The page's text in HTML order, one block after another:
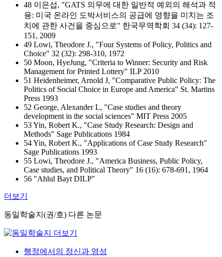
48 이은섭, "GATS 의무에 대한 일반적 예외의 해석과 적
용: 미국 온라인 도박서비스의 공급에 영향을 미치는 조
치에 관한 사건을 중심으로" 한국무역학회 34 (34): 127-
151, 2009
49 Lowi, Theodore J., "Four Systems of Policy, Politics and
Choice" 32 (32): 298-310, 1972
50 Moon, HyeJung, "Criteria to Winner: Security and Risk
Management for Printed Lottery" ILP 2010
51 Heidenheimer, Arnold J, "Comparative Public Policy: The
Politics of Social Choice in Europe and America" St. Martins
Press 1993
52 George, Alexander L, "Case studies and theory
development in the social sciences" MIT Press 2005
53 Yin, Robert K., "Case Study Research: Design and
Methods" Sage Publications 1984
54 Yin, Robert K., "Applications of Case Study Research"
Sage Publications 1993
55 Lowi, Theodore J., "America Business, Public Policy,
Case studies, and Political Theory" 16 (16): 678-691, 1964
56 "Ahlul Bayt DILP"
더보기
동일학술지(권/호) 다른 논문
행정에서의 정신과 영성